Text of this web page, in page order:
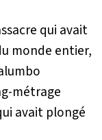
qui avait
monde entier,
métrage
avait plongé